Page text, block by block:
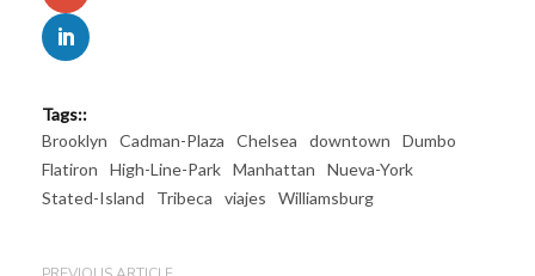
Tags::
Brooklyn
Cadman-Plaza Chelsea downtown
Dumbo
Flatiron
High-Line-Park Manhattan
Nueva-York
Stated-Island
Tribeca viajes Williamsburg